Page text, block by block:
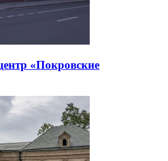
«Покровские